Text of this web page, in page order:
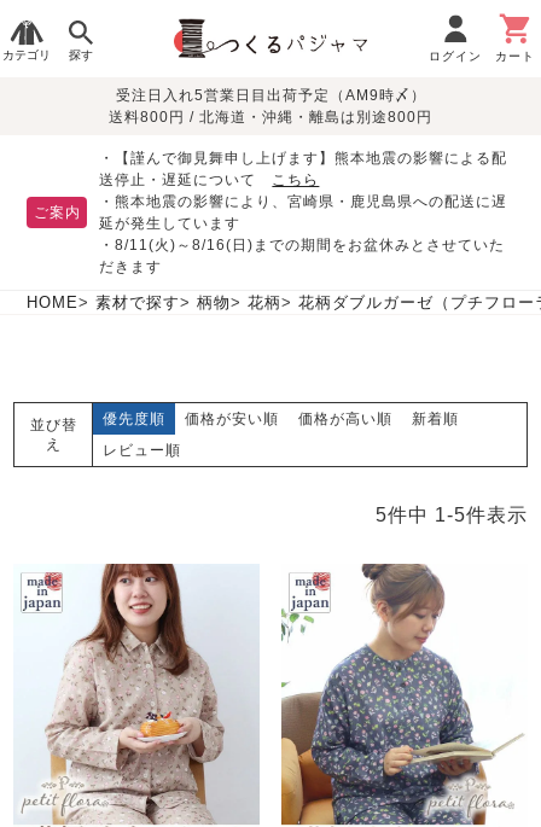
カテゴリ 探す ログイン カート
レディースパジャマ
冬
生地で
さがす
サッカー/ちぢみ 楊
柳
ニット/ストレッチ 起毛/フランネル
目的別で
さがす
敏感肌用
パジャマ
入院・介護
胸が目立たない
マタニティ
パジャマ
体型別におすすめパジ
ャマ
年齢別におすすめパジ
ャマ
ルームウェア
インナーウェア 生活雑貨 カタログギフト
デザインで
さがす
胸がすけない
羽織・バスロ
上着単品
ズボン単品
夏パジャマ特集 つくるパジャマとは
お支払い・送料・配送
について
会社概要 お買い物ガイド 安心の日本製
SDGsの取り組み
受注日入れ5営業日目出荷予定（AM9時〆）
送料800円 / 北海道・沖縄・離島は別途800円
ご案内
・【謹んで御見舞申し上げます】熊本地震の影響による配
送停止・遅延について こちら
・熊本地震の影響により、宮崎県・鹿児島県への配送に遅
延が発生しています
・8/11(火)～8/16(日)までの期間をお盆休みとさせていた
だきます
HOME 素材で探す 柄物 花柄 花柄ダブルガーゼ（プチフロー
並び替
え
優先度順 価格が安い順 価格が高い順
新着順
レビュー順
5件中 1-5件表示